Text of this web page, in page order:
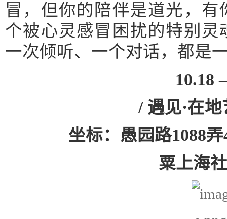
冒，但你的陪伴是道光，
个被心灵感冒困扰的特别
一次倾听、一个对话，都是
10.18
/ 遇见·在
坐标：愚园路1088
粟上海